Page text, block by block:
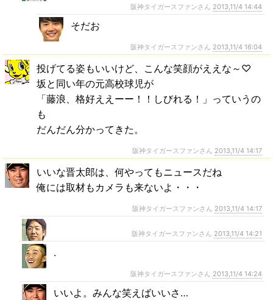
阪神タイガースファンさん 2013,11/4 14:44
そだお
阪神タイガースファンさん 2013,11/4 16:04
投げてる姿もいいけど、こんな笑顔がええな～♡
坂と同い年の元高校球児が
「藤浪、格好ええーー！！しびれる！」っていうの
も
だんだん分かってきた。
阪神タイガースファンさん 2013,11/4 14:17
いいな晋太郎は、何やってもニュースだね
俺には取材もカメラも来ないよ・・・
阪神タイガースファンさん 2013,11/4 14:17
阪神タイガースファンさん 2013,11/4 14:21
.
阪神タイガースファンさん 2013,11/4 14:24
いいよ。みんな笑えばいいさ…